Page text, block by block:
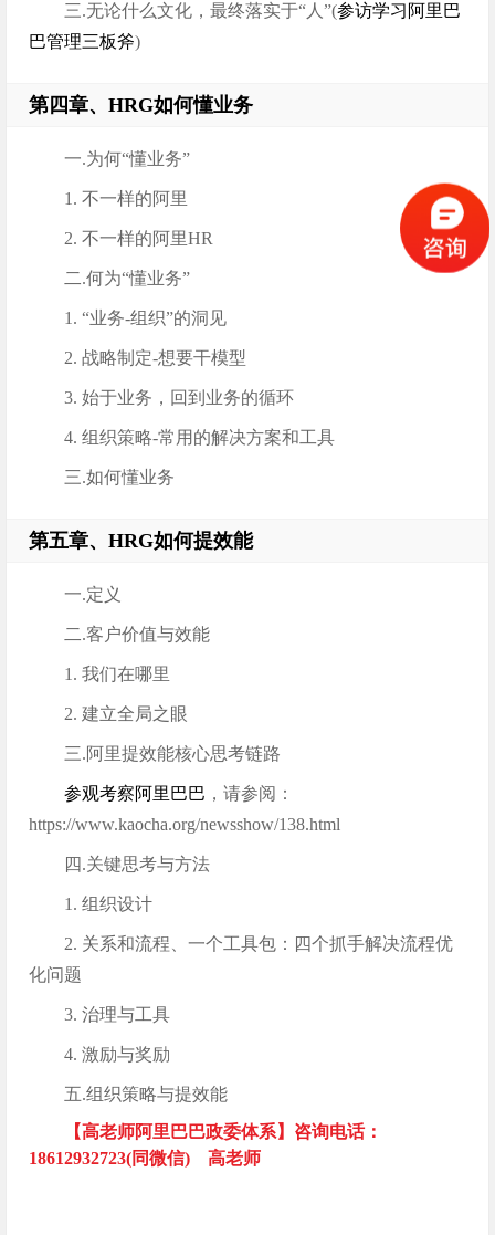
三.无论什么文化，最终落实于“人”(参访学习阿里巴
巴管理三板斧)
第四章、HRG如何懂业务
一.为何“懂业务”
1. 不一样的阿里
2. 不一样的阿里HR
二.何为“懂业务”
1. “业务-组织”的洞见
2. 战略制定-想要干模型
3. 始于业务，回到业务的循环
4. 组织策略-常用的解决方案和工具
三.如何懂业务
第五章、HRG如何提效能
一.定义
二.客户价值与效能
1. 我们在哪里
2. 建立全局之眼
三.阿里提效能核心思考链路
参观考察阿里巴巴 ，请参阅：
https://www.kaocha.org/newsshow/138.html
四.关键思考与方法
1. 组织设计
2. 关系和流程、一个工具包：四个抓手解决流程优
化问题
3. 治理与工具
4. 激励与奖励
五.组织策略与提效能
【高老师阿里巴巴政委体系】咨询电话：
18612932723(同微信) 高老师